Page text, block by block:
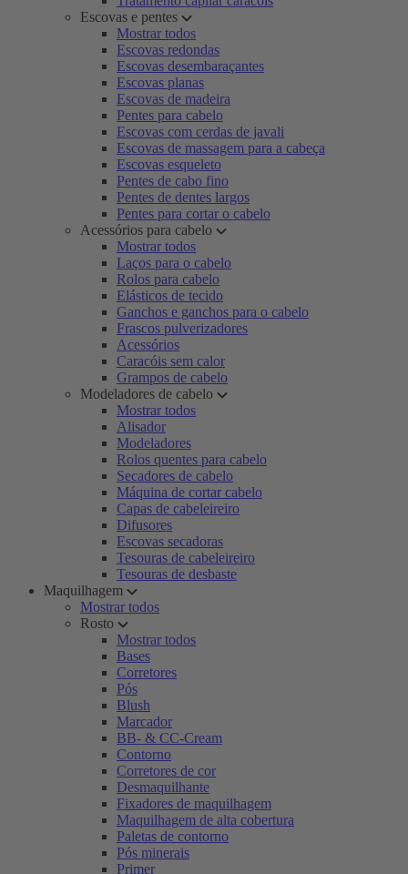
Escovas e pentes
Mostrar todos
Escovas redondas
Escovas desembaraçantes
Escovas planas
Escovas de madeira
Pentes para cabelo
Escovas com cerdas de javali
Escovas de massagem para a cabeça
Escovas esqueleto
Pentes de cabo fino
Pentes de dentes largos
Pentes para cortar o cabelo
Acessórios para cabelo
Mostrar todos
Laços para o cabelo
Rolos para cabelo
Elásticos de tecido
Ganchos e ganchos para o cabelo
Frascos pulverizadores
Acessórios
Caracóis sem calor
Grampos de cabelo
Modeladores de cabelo
Mostrar todos
Alisador
Modeladores
Rolos quentes para cabelo
Secadores de cabelo
Máquina de cortar cabelo
Capas de cabeleireiro
Difusores
Escovas secadoras
Tesouras de cabeleireiro
Tesouras de desbaste
Maquilhagem
Mostrar todos
Rosto
Mostrar todos
Bases
Corretores
Pós
Blush
Marcador
BB- & CC-Cream
Contorno
Corretores de cor
Desmaquilhante
Fixadores de maquilhagem
Maquilhagem de alta cobertura
Paletas de contorno
Pós minerais
Primer